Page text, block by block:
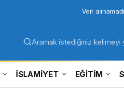
Veri
Aramak istediğiniz kelimeyi
İSLAMİYET EĞİTİM